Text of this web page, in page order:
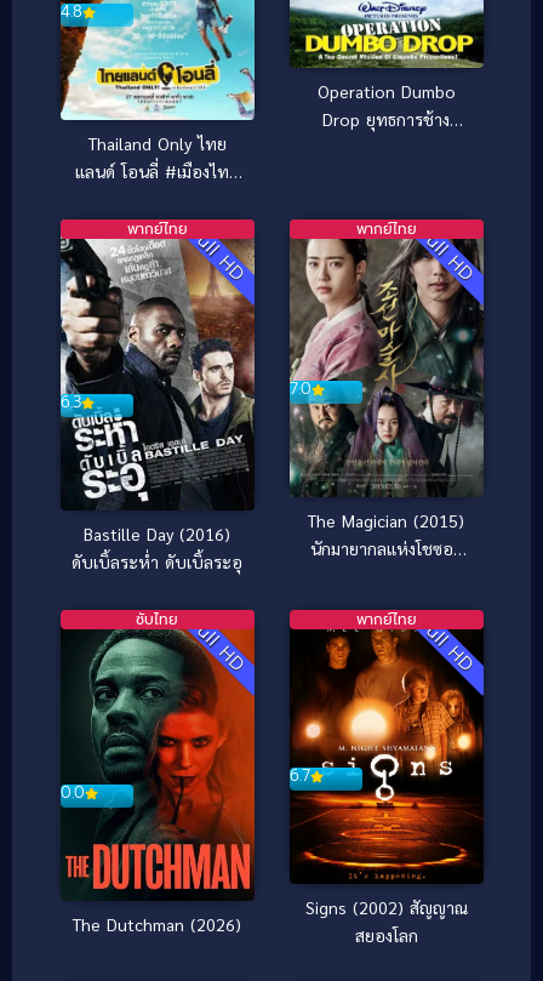
4.8
Thailand Only ไทย
แลนด์ โอนลี่ #เมืองไทย
Operation Dumbo
Drop ยุทธการช้าง
Full HD
6.3
พากย์ไทย
Bastille Day (2016)
ดับเบิ้ลระห่ำ ดับเบิ้ลระอุ
Full HD
7.0
พากย์ไทย
The Magician (2015)
นักมายากลแห่งโชซอล
Full HD
0.0
ซับไทย
The Dutchman (2026)
Full HD
6.7
พากย์ไทย
Signs (2002) สัญญาณ
สยองโลก